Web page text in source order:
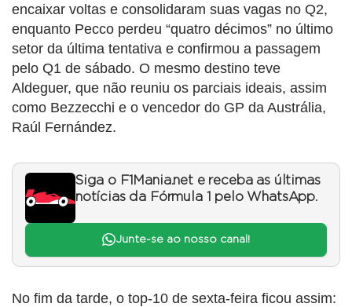
encaixar voltas e consolidaram suas vagas no Q2,
enquanto Pecco perdeu “quatro décimos” no último
setor da última tentativa e confirmou a passagem
pelo Q1 de sábado. O mesmo destino teve
Aldeguer, que não reuniu os parciais ideais, assim
como Bezzecchi e o vencedor do GP da Austrália,
Raúl Fernández.
Siga o F1Mania.net e receba as últimas
notícias da Fórmula 1 pelo WhatsApp.
Junte-se ao nosso canal!
No fim da tarde, o top-10 de sexta-feira ficou assim: